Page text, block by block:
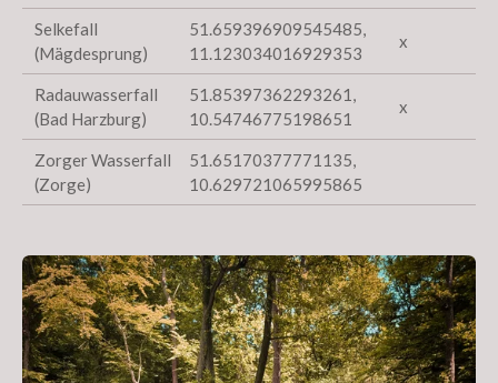
Selkefall
(Mägdesprung)
51.659396909545485,
11.123034016929353
x
Radauwasserfall
(Bad Harzburg)
51.85397362293261,
10.54746775198651
x
Zorger Wasserfall
(Zorge)
51.65170377771135,
10.629721065995865